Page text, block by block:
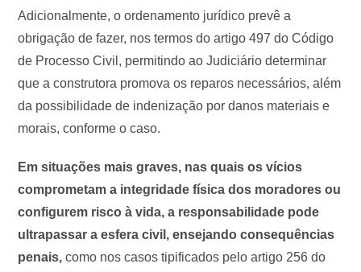
Adicionalmente, o ordenamento jurídico prevê a
obrigação de fazer, nos termos do artigo 497 do Código
de Processo Civil, permitindo ao Judiciário determinar
que a construtora promova os reparos necessários, além
da possibilidade de indenização por danos materiais e
morais, conforme o caso.
Em situações mais graves, nas quais os vícios
comprometam a integridade física dos moradores ou
configurem risco à vida, a responsabilidade pode
ultrapassar a esfera civil, ensejando consequências
penais, como nos casos tipificados pelo artigo 256 do